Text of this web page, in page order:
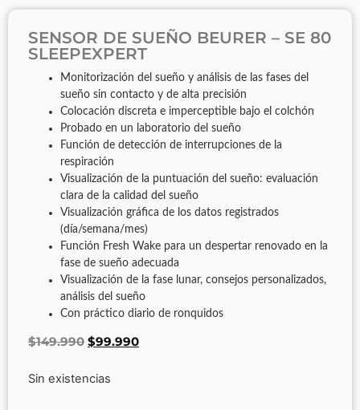
SENSOR DE SUEÑO BEURER – SE 80
SLEEPEXPERT
Monitorización del sueño y análisis de las fases del
sueño sin contacto y de alta precisión
Colocación discreta e imperceptible bajo el colchón
Probado en un laboratorio del sueño
Función de detección de interrupciones de la
respiración
Visualización de la puntuación del sueño: evaluación
clara de la calidad del sueño
Visualización gráfica de los datos registrados
(día/semana/mes)
Función Fresh Wake para un despertar renovado en la
fase de sueño adecuada
Visualización de la fase lunar, consejos personalizados,
análisis del sueño
Con práctico diario de ronquidos
$149.990 $99.990
Sin existencias